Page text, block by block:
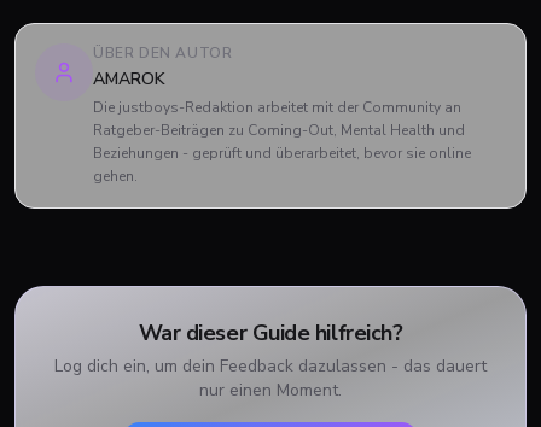
ÜBER DEN AUTOR
AMAROK
Die justboys-Redaktion arbeitet mit der Community an
Ratgeber-Beiträgen zu Coming-Out, Mental Health und
Beziehungen - geprüft und überarbeitet, bevor sie online
gehen.
War dieser Guide hilfreich?
Log dich ein, um dein Feedback dazulassen - das dauert
nur einen Moment.